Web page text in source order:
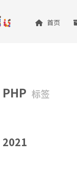
首页
PHP 标签
2021